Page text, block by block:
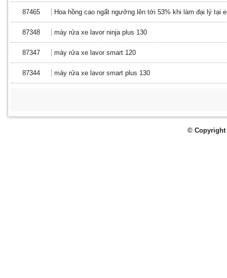
87465 Hoa hồng cao ngất ngưởng lên tới 53% khi làm đại lý tại
87348 máy rửa xe lavor ninja plus 130
87347 máy rửa xe lavor smart 120
87344 máy rửa xe lavor smart plus 130
© Copyright